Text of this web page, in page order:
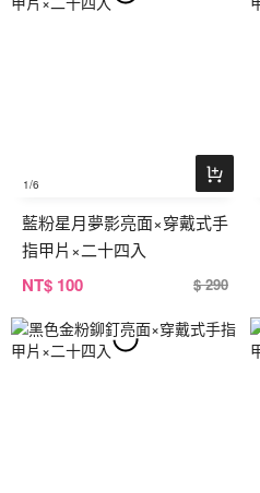
1/6
藍粉星月夢影亮面×穿戴式手
指甲片×二十四入
NT$ 100 $ 290